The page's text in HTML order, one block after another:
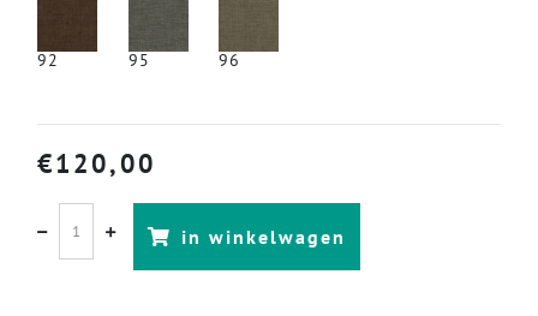
92 95 96
€120,00
in winkelwagen